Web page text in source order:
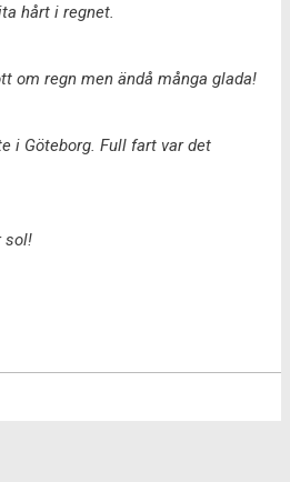
hårt i regnet.
om regn men ändå många glada!
i Göteborg. Full fart var det
sol!